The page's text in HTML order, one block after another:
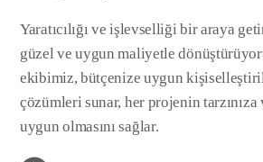
Yaratıcılığı ve işlevselliği bir araya
güzel ve uygun maliyetle
ekibimiz, bütçenize uygun
çözümleri sunar, her projenin tarzınıza
uygun olmasını sağlar.